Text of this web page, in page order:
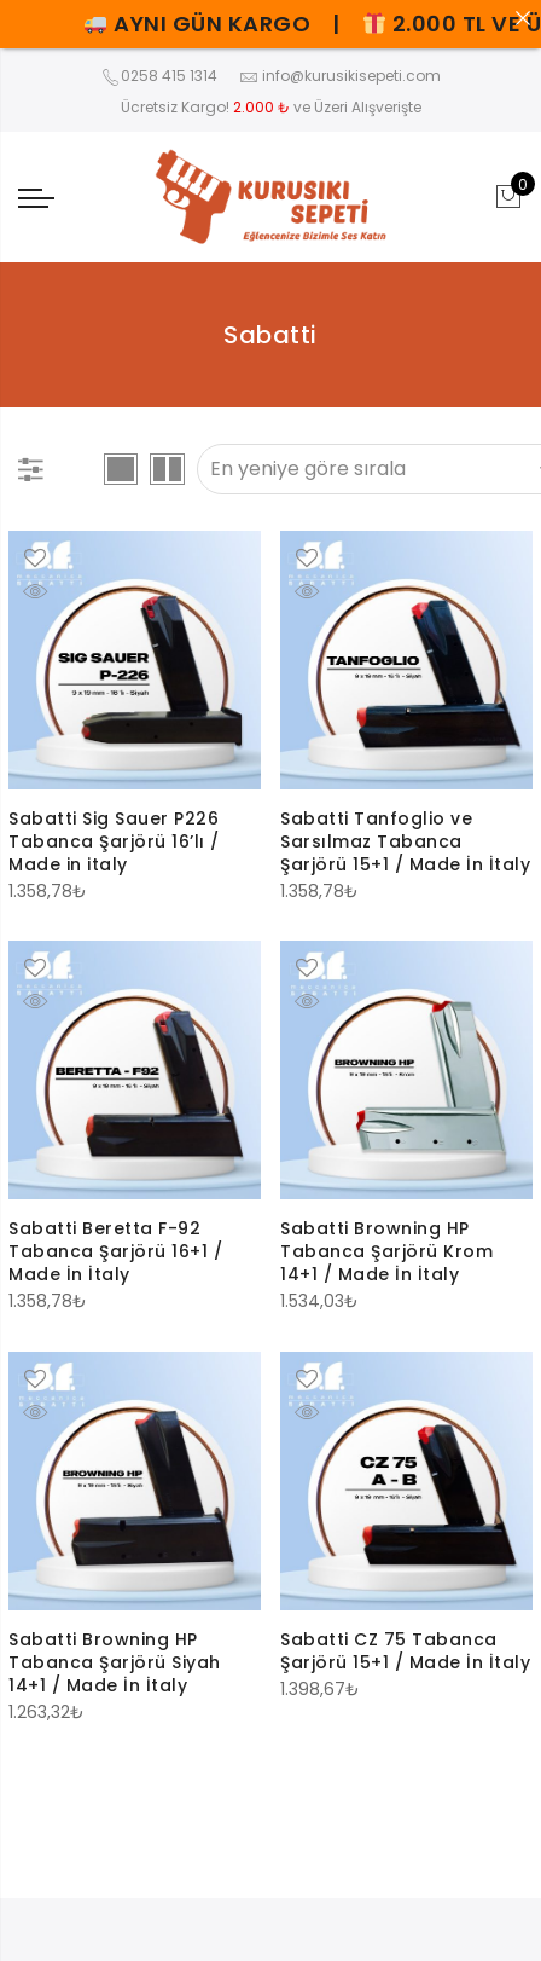
0258 415 1314
info@kurusikisepeti.com
Ücretsiz Kargo! 2.000 ₺ ve Üzeri Alışverişte
0
Sabatti
Sabatti Sig Sauer P226
Tabanca Şarjörü 16’lı /
Made in italy
1.358,78₺
Sabatti Tanfoglio ve
Sarsılmaz Tabanca
Şarjörü 15+1 / Made İn İtaly
1.358,78₺
Sabatti Beretta F-92
Tabanca Şarjörü 16+1 /
Made İn İtaly
1.358,78₺
Sabatti Browning HP
Tabanca Şarjörü Krom
14+1 / Made İn İtaly
1.534,03₺
Sabatti Browning HP
Tabanca Şarjörü Siyah
14+1 / Made İn İtaly
1.263,32₺
Sabatti CZ 75 Tabanca
Şarjörü 15+1 / Made İn İtaly
1.398,67₺
AYNI GÜN KARGO | 2.000 TL VE